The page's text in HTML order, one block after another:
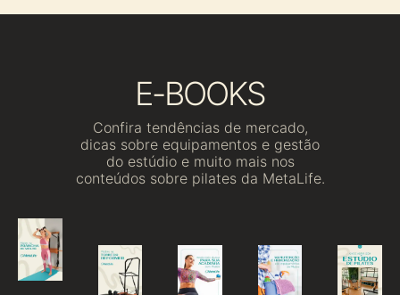
E-BOOKS
Confira tendências de mercado,
dicas sobre equipamentos e gestão
do estúdio e muito mais nos
conteúdos sobre pilates da MetaLife.